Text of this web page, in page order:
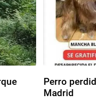
Perro
Madrid